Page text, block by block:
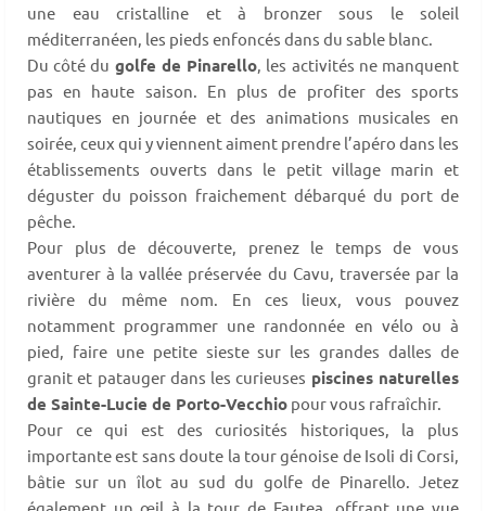
une eau cristalline et à bronzer sous le soleil
méditerranéen, les pieds enfoncés dans du sable blanc.
Du côté du golfe de Pinarello , les activités ne manquent
pas en haute saison. En plus de profiter des sports
nautiques en journée et des animations musicales en
soirée, ceux qui y viennent aiment prendre l’apéro dans les
établissements ouverts dans le petit village marin et
déguster du poisson fraichement débarqué du port de
pêche.
Pour plus de découverte, prenez le temps de vous
aventurer à la vallée préservée du Cavu, traversée par la
rivière du même nom. En ces lieux, vous pouvez
notamment programmer une randonnée en vélo ou à
pied, faire une petite sieste sur les grandes dalles de
granit et patauger dans les curieuses piscines naturelles
de Sainte-Lucie de Porto-Vecchio pour vous rafraîchir.
Pour ce qui est des curiosités historiques, la plus
importante est sans doute la tour génoise de Isoli di Corsi,
bâtie sur un îlot au sud du golfe de Pinarello. Jetez
également un œil à la tour de Fautea, offrant une vue